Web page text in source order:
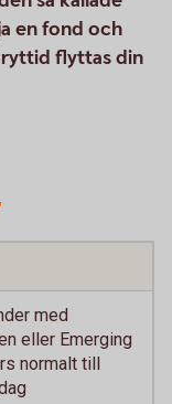
en fond och
flyttas din
med
eller Emerging
normalt till